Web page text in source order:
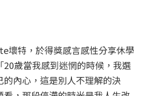
壞特，於得獎感言感性分享休學
歲當我感到迷惘的時候，我選
內心，這是別人不理解的決